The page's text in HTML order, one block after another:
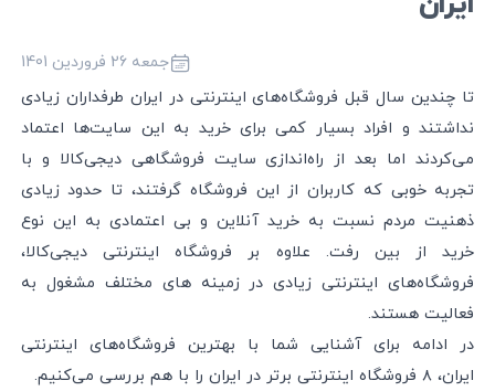
جمعه 26 فروردین 1401
تا چندین سال قبل فروشگاه‌های اینترنتی در ایران طرفداران زیادی
نداشتند و افراد بسیار کمی برای خرید به این سایت‌ها اعتماد
می‌کردند اما بعد از راه‌اندازی سایت فروشگاهی دیجی‌کالا و با
تجربه خوبی که کاربران از این فروشگاه گرفتند، تا حدود زیادی
ذهنیت مردم نسبت به خرید آنلاین و بی اعتمادی به این نوع
خرید از بین رفت. علاوه بر فروشگاه اینترنتی دیجی‌کالا،
فروشگاه‌های اینترنتی زیادی در زمینه های مختلف مشغول به
فعالیت هستند.
در ادامه برای آشنایی شما با بهترین فروشگاه‌های اینترنتی
ایران، ۸ فروشگاه اینترنتی برتر در ایران را با هم بررسی می‌کنیم.